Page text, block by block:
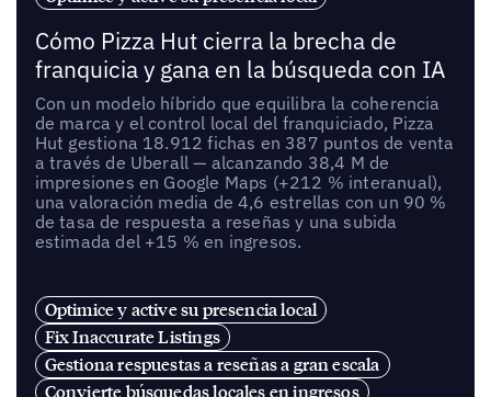
Cómo Pizza Hut cierra la brecha de
franquicia y gana en la búsqueda con IA
Con un modelo híbrido que equilibra la coherencia
de marca y el control local del franquiciado, Pizza
Hut gestiona 18.912 fichas en 387 puntos de venta
a través de Uberall — alcanzando 38,4 M de
impresiones en Google Maps (+212 % interanual),
una valoración media de 4,6 estrellas con un 90 %
de tasa de respuesta a reseñas y una subida
estimada del +15 % en ingresos.
Optimice y active su presencia local
Fix Inaccurate Listings
Gestiona respuestas a reseñas a gran escala
Convierte búsquedas locales en ingresos